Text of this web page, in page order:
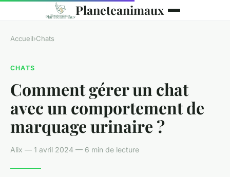
Planeteanimaux
Accueil›Chats
CHATS
Comment gérer un chat
avec un comportement de
marquage urinaire ?
Alix — 1 avril 2024 — 6 min de lecture